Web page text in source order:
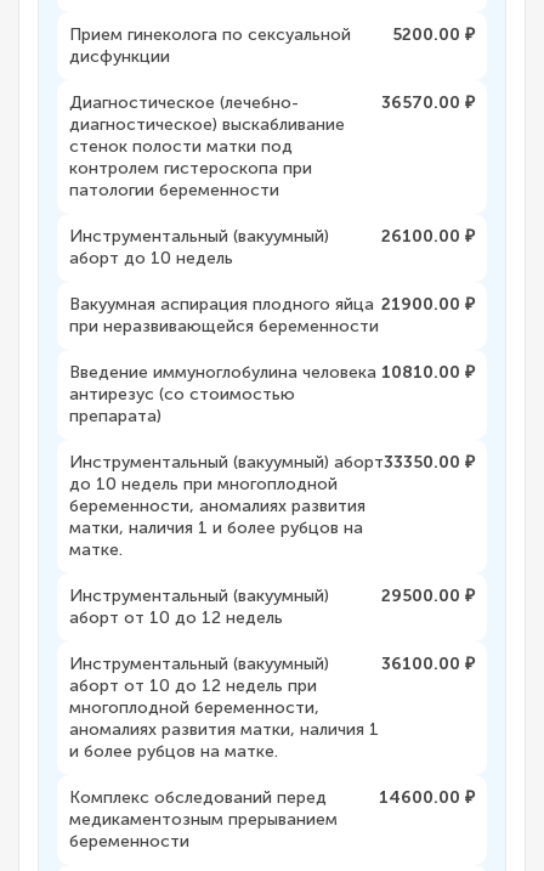
Прием гинеколога по сексуальной
дисфункции
5200.00 ₽
Диагностическое (лечебно-
диагностическое) выскабливание
стенок полости матки под
контролем гистероскопа при
патологии беременности
36570.00 ₽
Инструментальный (вакуумный)
аборт до 10 недель
26100.00 ₽
Вакуумная аспирация плодного яйца
при неразвивающейся беременности
21900.00 ₽
Введение иммуноглобулина человека
антирезус (со стоимостью
препарата)
10810.00 ₽
Инструментальный (вакуумный) аборт
до 10 недель при многоплодной
беременности, аномалиях развития
матки, наличия 1 и более рубцов на
матке.
33350.00 ₽
Инструментальный (вакуумный)
аборт от 10 до 12 недель
29500.00 ₽
Инструментальный (вакуумный)
аборт от 10 до 12 недель при
многоплодной беременности,
аномалиях развития матки, наличия 1
и более рубцов на матке.
36100.00 ₽
Комплекс обследований перед
медикаментозным прерыванием
беременности
14600.00 ₽